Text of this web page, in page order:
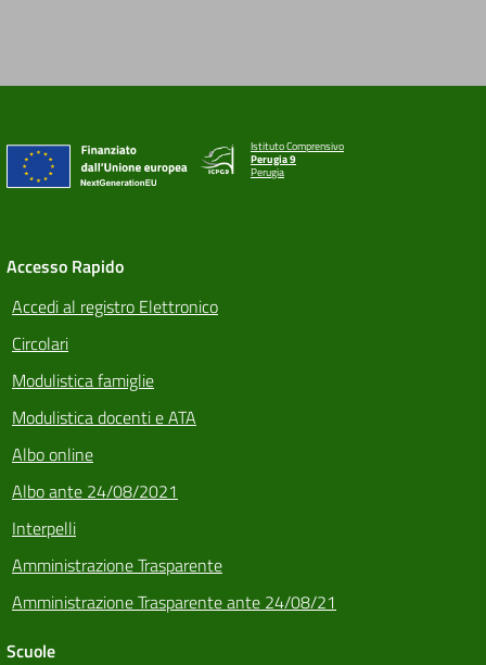
Istituto Comprensivo
Perugia 9
Perugia
Accesso Rapido
Accedi al registro Elettronico
Circolari
Modulistica famiglie
Modulistica docenti e ATA
Albo online
Albo ante 24/08/2021
Interpelli
Amministrazione Trasparente
Amministrazione Trasparente ante 24/08/21
Scuole